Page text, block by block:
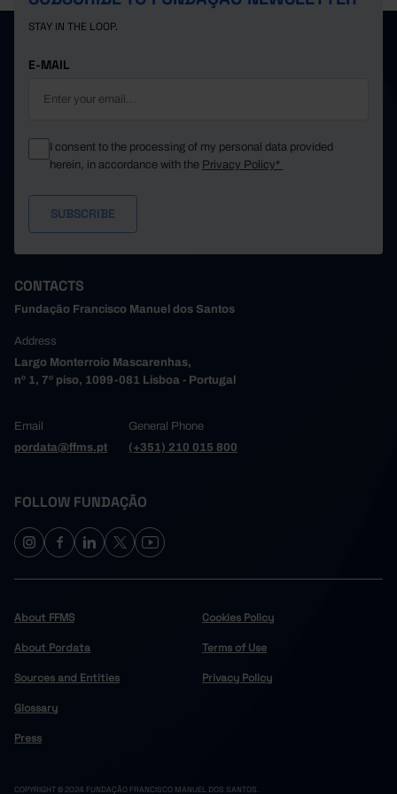
STAY IN THE LOOP.
E-MAIL
I consent to the processing of my personal data provided
herein, in accordance with the Privacy Policy*
CONTACTS
Fundação Francisco Manuel dos Santos
Address
Largo Monterroio Mascarenhas,
nº 1, 7º piso, 1099-081 Lisboa - Portugal
Email
pordata@ffms.pt
General Phone
(+351) 210 015 800
FOLLOW FUNDAÇÃO
About FFMS
About Pordata
Sources and Entities
Glossary
Press
Cookies Policy
Terms of Use
Privacy Policy
COPYRIGHT © 2024 FUNDAÇÃO FRANCISCO MANUEL DOS SANTOS.